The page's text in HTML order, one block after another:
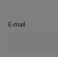
E-mail